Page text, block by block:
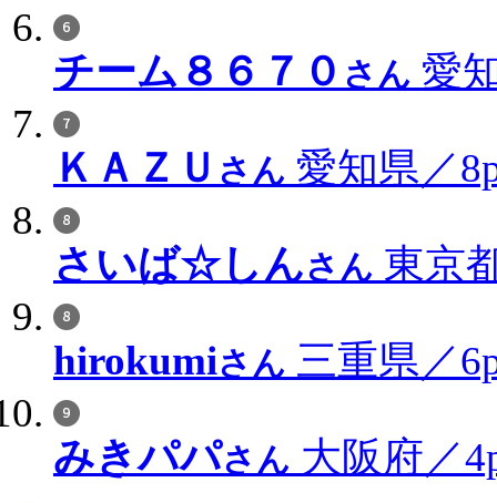
チーム８６７０ さん 愛
ＫＡＺＵ さん 愛知県／
さいば☆しんさん 東京
hirokumiさん 三重県／
みきパパさん 大阪府／